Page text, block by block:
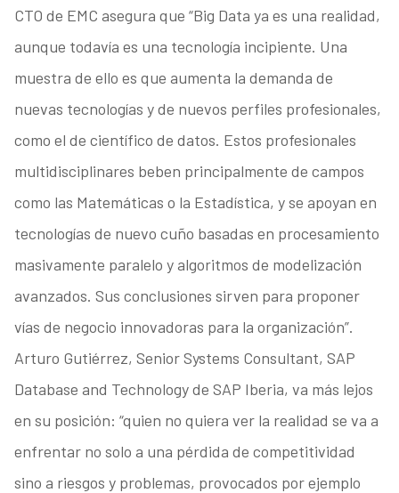
CTO de EMC asegura que “Big Data ya es una realidad,
aunque todavía es una tecnología incipiente. Una
muestra de ello es que aumenta la demanda de
nuevas tecnologías y de nuevos perfiles profesionales,
como el de científico de datos. Estos profesionales
multidisciplinares beben principalmente de campos
como las Matemáticas o la Estadística, y se apoyan en
tecnologías de nuevo cuño basadas en procesamiento
masivamente paralelo y algoritmos de modelización
avanzados. Sus conclusiones sirven para proponer
vías de negocio innovadoras para la organización”.
Arturo Gutiérrez, Senior Systems Consultant, SAP
Database and Technology de SAP Iberia, va más lejos
en su posición: “quien no quiera ver la realidad se va a
enfrentar no solo a una pérdida de competitividad
sino a riesgos y problemas, provocados por ejemplo